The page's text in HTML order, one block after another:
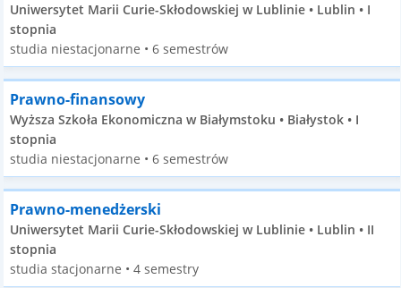
Uniwersytet Marii Curie-Skłodowskiej w Lublinie • Lublin • I
stopnia
studia niestacjonarne • 6 semestrów
Prawno-finansowy
Wyższa Szkoła Ekonomiczna w Białymstoku • Białystok • I
stopnia
studia niestacjonarne • 6 semestrów
Prawno-menedżerski
Uniwersytet Marii Curie-Skłodowskiej w Lublinie • Lublin • II
stopnia
studia stacjonarne • 4 semestry